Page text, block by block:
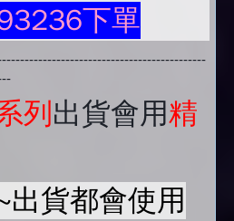
下單
列出貨會用精
出貨都會使用